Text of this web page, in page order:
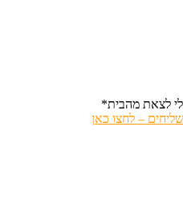
לצאת מהבית*
– לחצו כאן